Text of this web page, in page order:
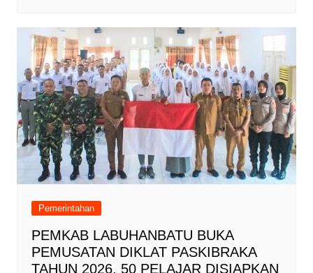
Pemerintahan
PEMKAB LABUHANBATU BUKA
PEMUSATAN DIKLAT PASKIBRAKA
TAHUN 2026, 50 PELAJAR DISIAPKAN